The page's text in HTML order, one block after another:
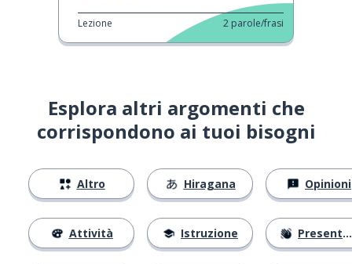
Lezione 2 parole/frasi
Esplora altri argomenti che
corrispondono ai tuoi bisogni
Altro
Attività
Hiragana
Istruzione
Opinioni
Presentarsi